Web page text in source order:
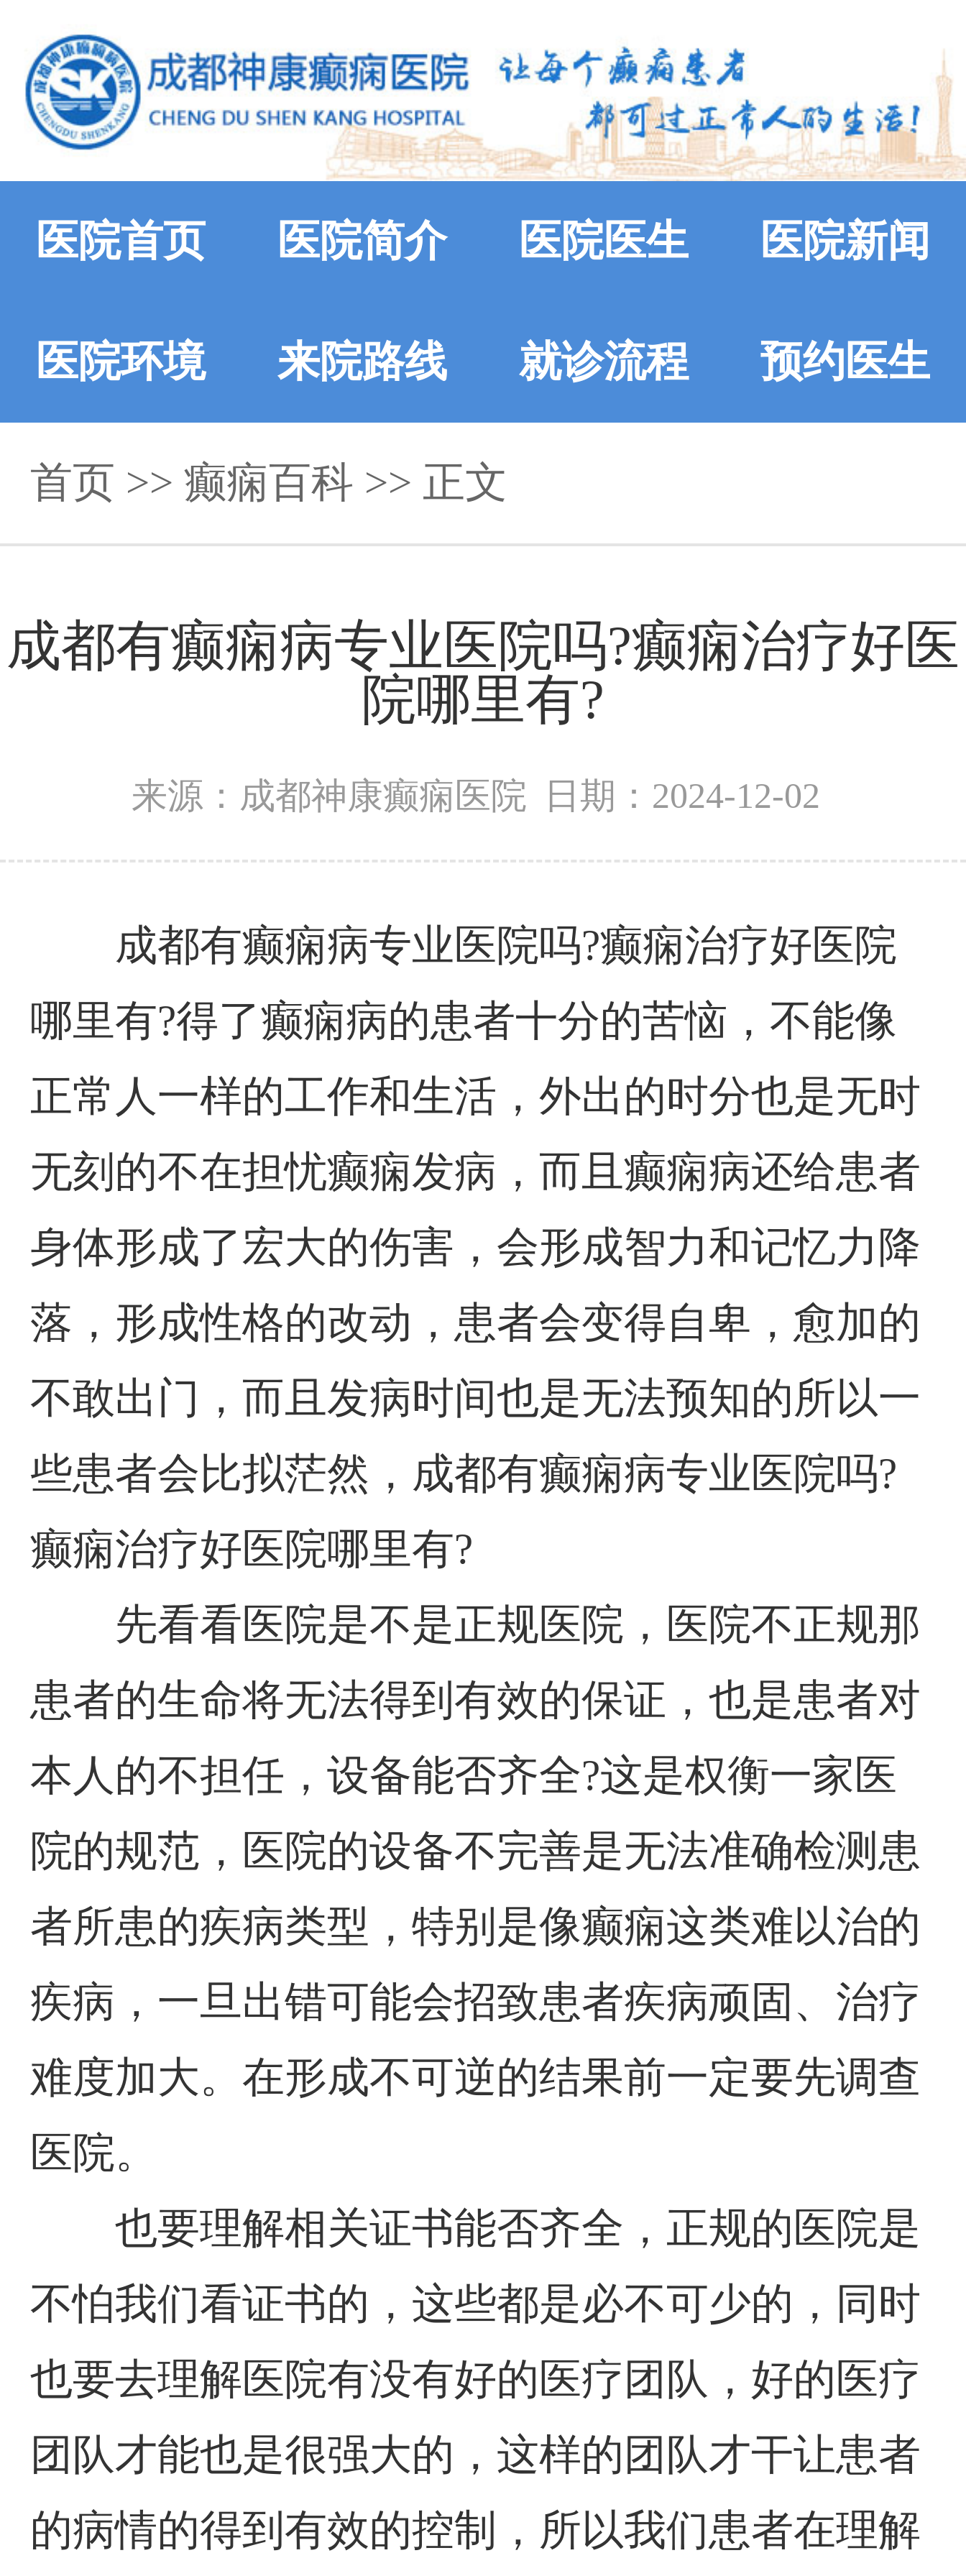
医院首页 医院简介 医院医生 医院新闻
医院环境 来院路线 就诊流程 预约医生
首页 >> 癫痫百科 >> 正文
成都有癫痫病专业医院吗?癫痫治疗好医
院哪里有?
来源：成都神康癫痫医院 日期：2024-12-02
成都有癫痫病专业医院吗?癫痫治疗好医院
哪里有?得了癫痫病的患者十分的苦恼，不能像
正常人一样的工作和生活，外出的时分也是无时
无刻的不在担忧癫痫发病，而且癫痫病还给患者
身体形成了宏大的伤害，会形成智力和记忆力降
落，形成性格的改动，患者会变得自卑，愈加的
不敢出门，而且发病时间也是无法预知的所以一
些患者会比拟茫然，成都有癫痫病专业医院吗?
癫痫治疗好医院哪里有?
先看看医院是不是正规医院，医院不正规那
患者的生命将无法得到有效的保证，也是患者对
本人的不担任，设备能否齐全?这是权衡一家医
院的规范，医院的设备不完善是无法准确检测患
者所患的疾病类型，特别是像癫痫这类难以治的
疾病，一旦出错可能会招致患者疾病顽固、治疗
难度加大。在形成不可逆的结果前一定要先调查
医院。
也要理解相关证书能否齐全，正规的医院是
不怕我们看证书的，这些都是必不可少的，同时
也要去理解医院有没有好的医疗团队，好的医疗
团队才能也是很强大的，这样的团队才干让患者
的病情的得到有效的控制，所以我们患者在理解